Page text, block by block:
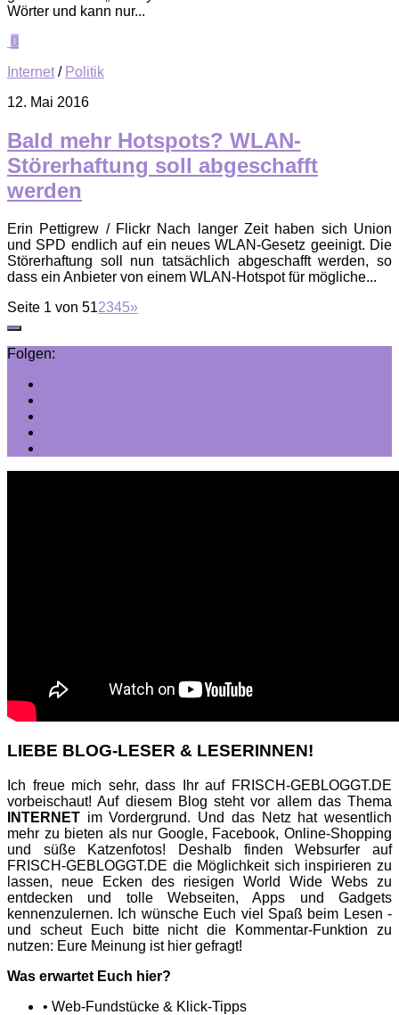
Wörter und kann nur...
0
Internet / Politik
12. Mai 2016
Bald mehr Hotspots? WLAN-
Störerhaftung soll abgeschafft
werden
Erin Pettigrew / Flickr Nach langer Zeit haben sich Union
und SPD endlich auf ein neues WLAN-Gesetz geeinigt. Die
Störerhaftung soll nun tatsächlich abgeschafft werden, so
dass ein Anbieter von einem WLAN-Hotspot für mögliche...
Seite 1 von 512345»
Folgen:
LIEBE BLOG-LESER & LESERINNEN!
Ich freue mich sehr, dass Ihr auf FRISCH-GEBLOGGT.DE
vorbeischaut! Auf diesem Blog steht vor allem das Thema
INTERNET im Vordergrund. Und das Netz hat wesentlich
mehr zu bieten als nur Google, Facebook, Online-Shopping
und süße Katzenfotos! Deshalb finden Websurfer auf
FRISCH-GEBLOGGT.DE die Möglichkeit sich inspirieren zu
lassen, neue Ecken des riesigen World Wide Webs zu
entdecken und tolle Webseiten, Apps und Gadgets
kennenzulernen. Ich wünsche Euch viel Spaß beim Lesen -
und scheut Euch bitte nicht die Kommentar-Funktion zu
nutzen: Eure Meinung ist hier gefragt!
Was erwartet Euch hier?
• Web-Fundstücke & Klick-Tipps